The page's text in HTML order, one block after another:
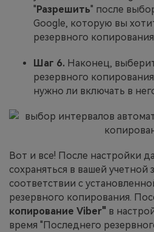
" Разрешить" после
Google, которую вы
резервного
Шаг 6. Наконец,
резервного
нужно ли включать в
Вот и все! После настройки
сохраняться в вашей учетной
соответствии с
резервного копирования.
копирование Viber" в
время "Последнего